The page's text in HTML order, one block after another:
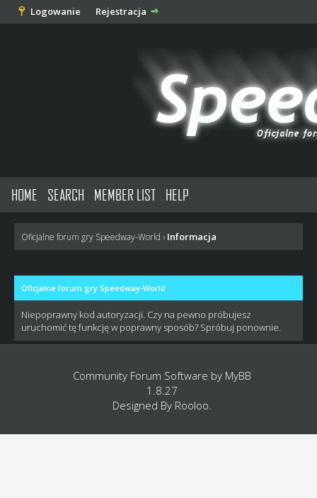
Logowanie Rejestracja
HOME SEARCH MEMBER LIST HELP
Oficjalne forum gry Speedway-World › Informacja
Oficjalne forum gry Speedway-World
Niepoprawny kod autoryzacji. Czy na pewno próbujesz
uruchomić tę funkcję w poprawny sposób? Spróbuj ponownie.
Community Forum Software by MyBB
1.8.27
Designed By Rooloo.